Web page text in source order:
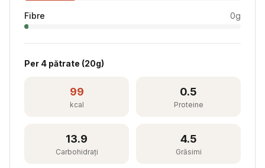
Fibre 0g
Per 4 pătrate (20g)
99
kcal
0.5
Proteine
13.9
Carbohidrați
4.5
Grăsimi